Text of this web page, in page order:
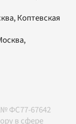
Коптевская
,
ФС77-67642
в сфере